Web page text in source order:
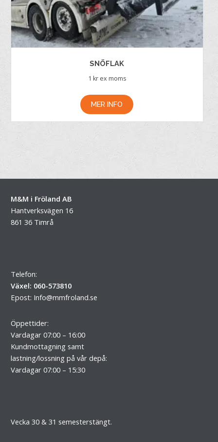
SNÖFLAK
1 kr ex moms
MER INFO
M&M i Fröland AB
Hantverksvägen 16
861 36 Timrå
Telefon:
Växel: 060-573810
Epost: Info@mmfroland.se
Öppettider:
Vardagar 07:00 – 16:00
Kundmottagning samt
lastning/lossning på vår depå:
Vardagar 07:00 – 15:30
Vecka 30 & 31 semesterstängt.